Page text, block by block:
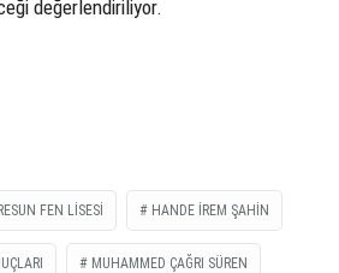
değerlendiriliyor.
FEN LISESI HANDE İREM ŞAHIN
MUHAMMED ÇAĞRI SÜREN